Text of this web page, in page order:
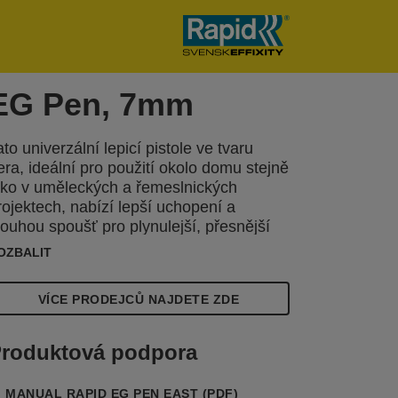
Pen, 7mm
univerzální lepicí pistole ve tvaru
ideální pro použití okolo domu stejně
v uměleckých a řemeslnických
nabízí lepší uchopení a
spoušť pro plynulejší, přesnější
a větší kontrolu při práci na
VÍCE PRODEJCŮ NAJDETE ZDE
podpora
MANUAL RAPID EG PEN EAST (PDF)